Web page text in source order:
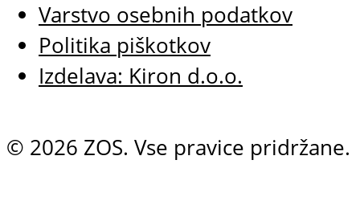
© 2026 ZOS. Vse pravice pridržane.
Varstvo osebnih podatkov
Politika piškotkov
Izdelava: Kiron d.o.o.